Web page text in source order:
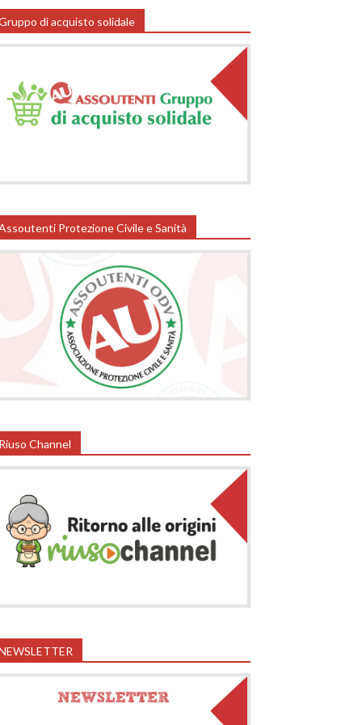
di acquisto solidale
Protezione Civile e Sanità
Riuso Channel